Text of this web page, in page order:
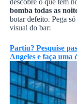
descobre o que tem
bomba todas as
botar defeito. Pega
visual do bar:
Partiu? Pesquise
Angeles e faça uma